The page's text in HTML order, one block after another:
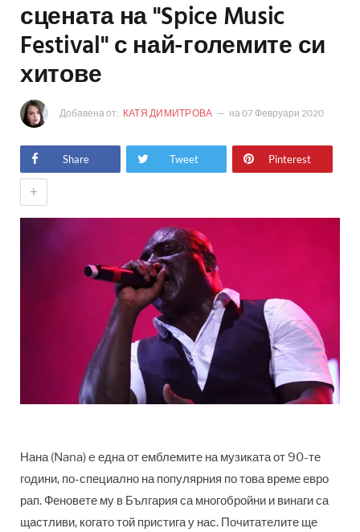
сцената на "Spice Music
Festival" с най-големите си
хитове
Добавена от: КАТЯ ДИМИТРОВА на 07 Февруари 2020
Share Tweet Pinterest
+
Нана (Nana) e една от емблемите на музиката от 90-те
години, по-специално на популярния по това време евро
рап. Феновете му в България са многобройни и винаги са
щастливи, когато той пристига у нас. Почитателите ще